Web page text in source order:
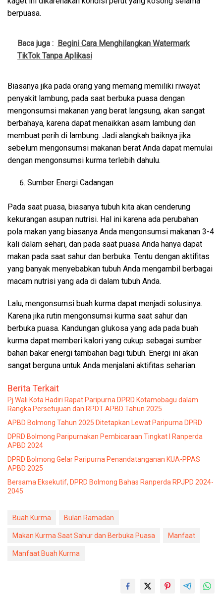
berpuasa.
Baca juga : Begini Cara Menghilangkan Watermark
TikTok Tanpa Aplikasi
Biasanya jika pada orang yang memang memiliki riwayat
penyakit lambung, pada saat berbuka puasa dengan
mengonsumsi makanan yang berat langsung, akan sangat
berbahaya, karena dapat menaikkan asam lambung dan
membuat perih di lambung. Jadi alangkah baiknya jika
sebelum mengonsumsi makanan berat Anda dapat memulai
dengan mengonsumsi kurma terlebih dahulu.
Sumber Energi Cadangan
Pada saat puasa, biasanya tubuh kita akan cenderung
kekurangan asupan nutrisi. Hal ini karena ada perubahan
pola makan yang biasanya Anda mengonsumsi makanan 3-4
kali dalam sehari, dan pada saat puasa Anda hanya dapat
makan pada saat sahur dan berbuka. Tentu dengan aktifitas
yang banyak menyebabkan tubuh Anda mengambil berbagai
macam nutrisi yang ada di dalam tubuh Anda.
Lalu, mengonsumsi buah kurma dapat menjadi solusinya.
Karena jika rutin mengonsumsi kurma saat sahur dan
berbuka puasa. Kandungan glukosa yang ada pada buah
kurma dapat memberi kalori yang cukup sebagai sumber
bahan bakar energi tambahan bagi tubuh. Energi ini akan
sangat berguna untuk Anda menjalani aktifitas seharian.
Berita Terkait
Pj Wali Kota Hadiri Rapat Paripurna DPRD Kotamobagu dalam
Rangka Persetujuan dan RPDT APBD Tahun 2025
APBD Bolmong Tahun 2025 Ditetapkan Lewat Paripurna DPRD
DPRD Bolmong Paripurnakan Pembicaraan Tingkat I Ranperda
APBD 2024
DPRD Bolmong Gelar Paripurna Penandatanganan KUA-PPAS
APBD 2025
Bersama Eksekutif, DPRD Bolmong Bahas Ranperda RPJPD 2024-
2045
Buah Kurma Bulan Ramadan
Makan Kurma Saat Sahur dan Berbuka Puasa Manfaat
Manfaat Buah Kurma